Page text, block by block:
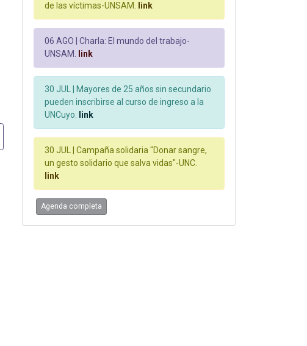
de las víctimas-UNSAM.
link
06 AGO |
Charla: El mundo del trabajo-
UNSAM.
link
30 JUL |
Mayores de 25 años sin secundario
pueden inscribirse al curso de ingreso a la
UNCuyo.
link
30 JUL |
Campaña solidaria "Donar sangre,
un gesto solidario que salva vidas"-UNC.
link
Agenda completa